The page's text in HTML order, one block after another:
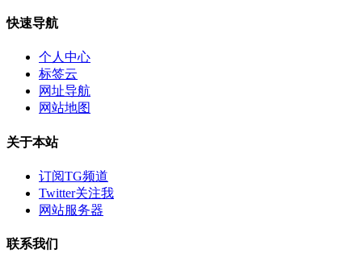
快速导航
个人中心
标签云
网址导航
网站地图
关于本站
订阅TG频道
Twitter关注我
网站服务器
联系我们